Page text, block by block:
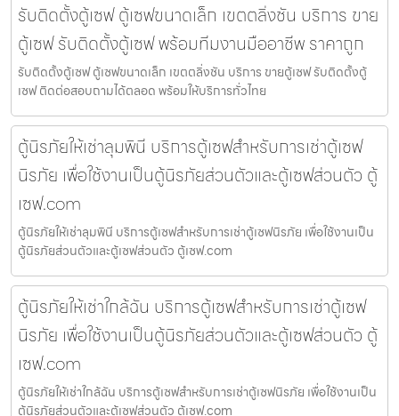
รับติดตั้งตู้เซฟ ตู้เซฟขนาดเล็ก เขตตลิ่งชัน บริการ ขาย
ตู้เซฟ รับติดตั้งตู้เซฟ พร้อมทีมงานมืออาชีพ ราคาถูก
รับติดตั้งตู้เซฟ ตู้เซฟขนาดเล็ก เขตตลิ่งชัน บริการ ขายตู้เซฟ รับติดตั้งตู้
เซฟ ติดต่อสอบถามได้ตลอด พร้อมให้บริการทั่วไทย
ตู้นิรภัยให้เช่าลุมพินี บริการตู้เซฟสำหรับการเช่าตู้เซฟ
นิรภัย เพื่อใช้งานเป็นตู้นิรภัยส่วนตัวและตู้เซฟส่วนตัว ตู้
เซฟ.com
ตู้นิรภัยให้เช่าลุมพินี บริการตู้เซฟสำหรับการเช่าตู้เซฟนิรภัย เพื่อใช้งานเป็น
ตู้นิรภัยส่วนตัวและตู้เซฟส่วนตัว ตู้เซฟ.com
ตู้นิรภัยให้เช่าใกล้ฉัน บริการตู้เซฟสำหรับการเช่าตู้เซฟ
นิรภัย เพื่อใช้งานเป็นตู้นิรภัยส่วนตัวและตู้เซฟส่วนตัว ตู้
เซฟ.com
ตู้นิรภัยให้เช่าใกล้ฉัน บริการตู้เซฟสำหรับการเช่าตู้เซฟนิรภัย เพื่อใช้งานเป็น
ตู้นิรภัยส่วนตัวและตู้เซฟส่วนตัว ตู้เซฟ.com